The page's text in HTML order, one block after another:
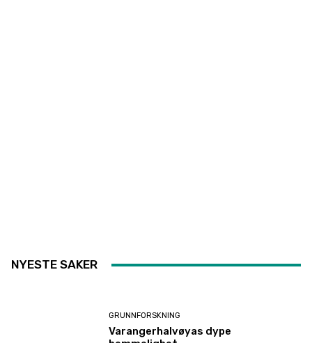
NYESTE SAKER
GRUNNFORSKNING
Varangerhalvøyas dype